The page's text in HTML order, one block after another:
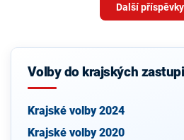
Další příspěvky
Volby do krajských
Krajské volby 2024
Krajské volby 2020